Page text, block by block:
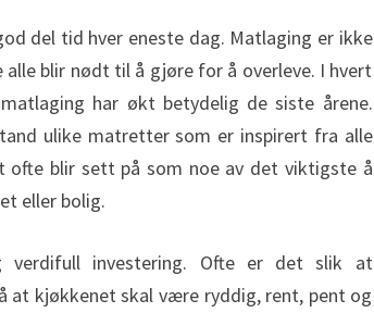
del tid hver eneste dag. Matlaging er ikke
blir nødt til å gjøre for å overleve. I hvert
har økt betydelig de siste årene.
ulike matretter som er inspirert fra alle
ofte blir sett på som noe av det viktigste å
eller bolig.
verdifull investering. Ofte er det slik at
at kjøkkenet skal være ryddig, rent, pent og